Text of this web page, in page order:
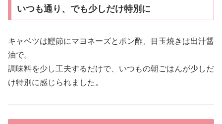
いつも通り、でも少しだけ特別に
キャベツは鰹節にマヨネーズとポン酢、目玉焼きは出汁醤
油で。
調味料を少し工夫するだけで、いつもの朝ごはんが少しだ
け特別に感じられました。